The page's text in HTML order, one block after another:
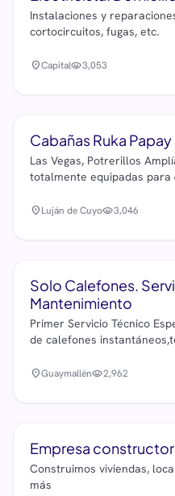
Instalaciones y
cortocircuitos, fugas, etc.
location_onCapitalvisibility3,053
Cabañas Ruka
Las Vegas, Potrerillos
totalmente equipadas para
aceptan mascotas
location_onLuján de Cuyovisibility3,046
Solo Calefones.
Mantenimiento
Primer Servicio Técnico
de calefones
location_onGuaymallénvisibility2,962
Empresa
Construimos viviendas,
más